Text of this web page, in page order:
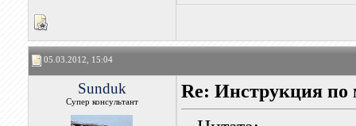
05.03.2012, 15:04
Sunduk
Супер консультант
Re: Инструкция